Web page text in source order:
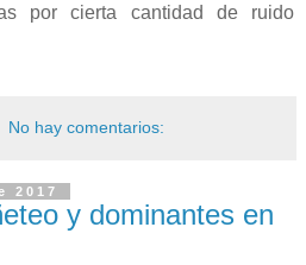
por cierta cantidad de ruido
No hay comentarios:
2017
y dominantes en